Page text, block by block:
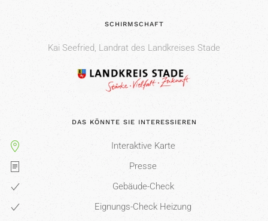
SCHIRMSCHAFT
Kai Seefried, Landrat des Landkreises Stade
DAS KÖNNTE SIE INTERESSIEREN
Interaktive Karte
Presse
Gebäude-Check
Eignungs-Check Heizung